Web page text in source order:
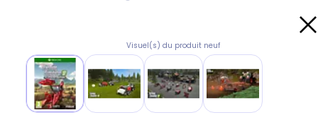
Visuel(s) du produit neuf